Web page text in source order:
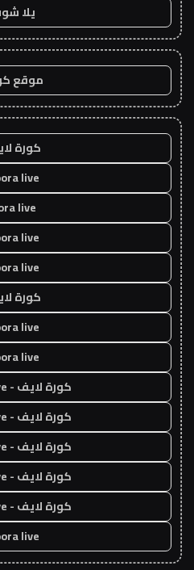
يلا
موقع
كورة
live
live
live
live
كورة
live
live
كورة لايف - koora live
كورة لايف - koora live
كورة لايف - koora live
كورة لايف - koora live
كورة لايف - koora live
live